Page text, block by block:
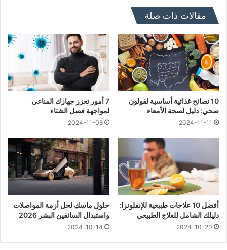
مقالات ذات صلة
10 نصائح غذائية أساسية لقولون
صحي: دليل لصحة الأمعاء
2024-11-11
7 أمور تعزز جهازك المناعي
لمواجهة فصل الشتاء
2024-11-08
أفضل 10 علاجات طبيعية للإنفلونزا:
دليلك الشامل للعلاج الطبيعي
2024-10-20
حلول ماسك لحل أزمة المواصلات
واستبدال السائقين البشر 2026
2024-10-14